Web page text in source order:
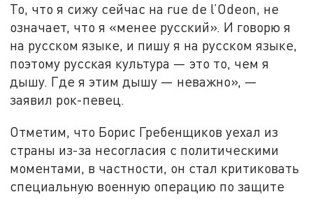
То, что я сижу сейчас на rue de l’Odeon, не
означает, что я «менее русский». И говорю я
на русском языке, и пишу я на русском языке,
поэтому русская культура — это то, чем я
дышу. Где я этим дышу — неважно», —
заявил рок-певец.
Отметим, что Борис Гребенщиков уехал из
страны из-за несогласия с политическими
моментами, в частности, он стал критиковать
специальную военную операцию по защите